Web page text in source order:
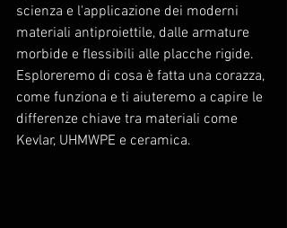
scienza e l'applicazione dei moderni
materiali antiproiettile, dalle armature
morbide e flessibili alle placche rigide.
Esploreremo di cosa è fatta una corazza,
come funziona e ti aiuteremo a capire le
differenze chiave tra materiali come
Kevlar, UHMWPE e ceramica.